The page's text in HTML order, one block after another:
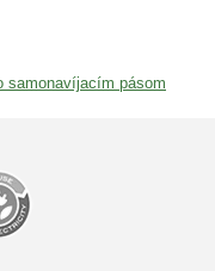
samonavíjacím pásom